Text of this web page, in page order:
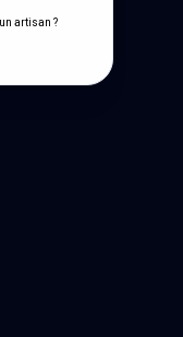
artisan ?